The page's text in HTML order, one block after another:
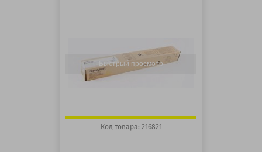
Быстрый просмотр
Код товара: 216821